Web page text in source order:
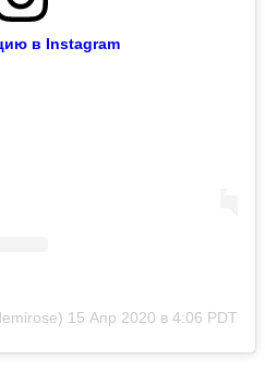
в Instagram
15 Апр 2020 в 4:06 PDT